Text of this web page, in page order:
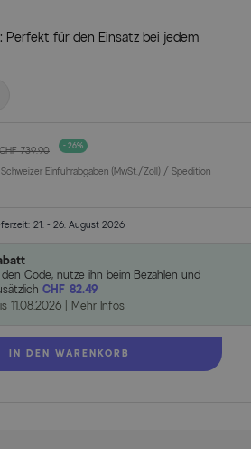
Perfekt für den Einsatz bei jedem
CHF 739.90 - 26%
Einfuhrabgaben (MwSt./Zoll) / Spedition
21. - 26. August 2026
Code, nutze ihn beim Bezahlen und
CHF 82.49
11.08.2026 Mehr Infos
IN DEN WARENKORB